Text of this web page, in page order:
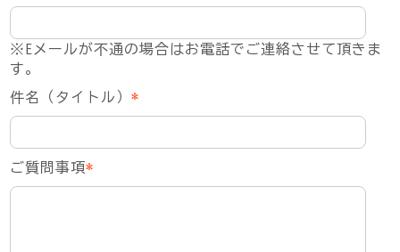
※Eメールが不通の場合はお電話でご連絡させて頂きま
す。
件名（タイトル）*
ご質問事項*